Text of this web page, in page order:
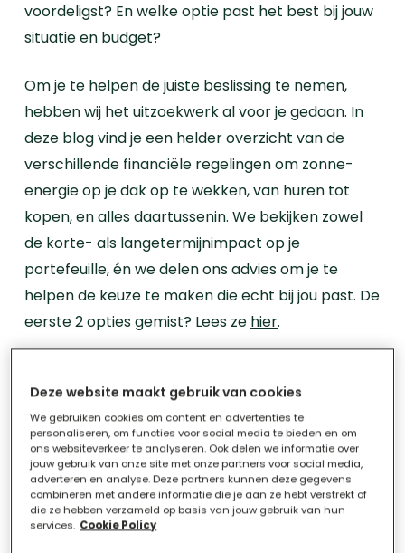
voordeligst? En welke optie past het best bij jouw
situatie en budget?
Om je te helpen de juiste beslissing te nemen,
hebben wij het uitzoekwerk al voor je gedaan. In
deze blog vind je een helder overzicht van de
verschillende financiële regelingen om zonne-
energie op je dak op te wekken, van huren tot
kopen, en alles daartussenin. We bekijken zowel
de korte- als langetermijnimpact op je
portefeuille, én we delen ons advies om je te
helpen de keuze te maken die echt bij jou past. De
eerste 2 opties gemist? Lees ze hier.
Naast het kopen of huren van zonnepanelen zie je
soms ook reclame voor ‘gratis’ zonnepanelen.
Hier gaat het om zonnepanelen die zonder extra
kosten of huur op je dak worden geïnstalleerd,
maar waarvan de opbrengsten naar de eigenaar
Deze website maakt gebruik van cookies
We gebruiken cookies om content en advertenties te
personaliseren, om functies voor social media te bieden en om
ons websiteverkeer te analyseren. Ook delen we informatie over
jouw gebruik van onze site met onze partners voor social media,
adverteren en analyse. Deze partners kunnen deze gegevens
combineren met andere informatie die je aan ze hebt verstrekt of
die ze hebben verzameld op basis van jouw gebruik van hun
services. Cookie Policy